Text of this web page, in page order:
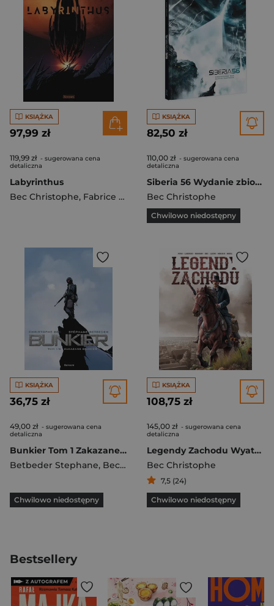
KSIĄŻKA
97,99 zł
119,99 zł - sugerowana cena
detaliczna
Labyrinthus
Bec Christophe, Fabrice Neaud
KSIĄŻKA
82,50 zł
110,00 zł - sugerowana cena
detaliczna
Siberia 56 Wydanie zbiorcze
Bec Christophe
Chwilowo niedostępny
KSIĄŻKA
36,75 zł
49,00 zł - sugerowana cena
detaliczna
Bunkier Tom 1 Zakazane granice
Betbeder Stephane, Bec Christophe
Chwilowo niedostępny
KSIĄŻKA
108,75 zł
145,00 zł - sugerowana cena
detaliczna
Legendy Zachodu Wyatt Earp Billy Kid Siedzący Byk
Bec Christophe
7,5 (24)
Chwilowo niedostępny
Bestsellery